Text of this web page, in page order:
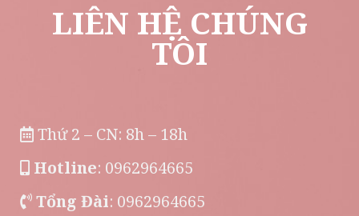
LIÊN HỆ CHÚNG
TÔI
Thứ 2 – CN: 8h – 18h
Hotline: 0962964665
Tổng Đài: 0962964665